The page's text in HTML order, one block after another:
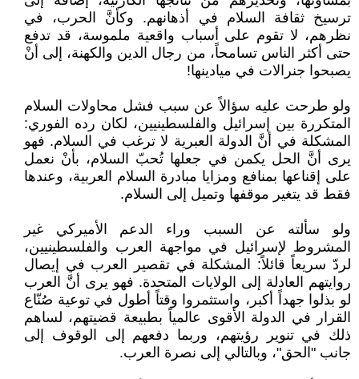
ترسيخ ثقافة السلام في أذهانهم. وكأنَّ الحرب، في
نظرهم، لا تقوم على أسباب واقعية ملموسة، قد تدفع
حتى أكثر الناس تسامحاً، من رجال الدين والكهنة، إلى أنْ
يصبحوا جنرالات في ميادينها!
ولو طرحت عليه سؤالاً عن سبب فشل محاولات السلام
المتكررة بين إسرائيل والفلسطينيين، لكان رده الفوري:
المشكلة في أنَّ الدولة العبرية لا ترغب في السلام. فهو
يرى أنَّ الحل يكمن في جعلها تُحبّ السلام، بأنْ نعمل
على إقناعها بمنافع ومزايا مبادرة السلام العربية، وعندها
فقط قد يتغير موقفها وتميل إلى السلام.
ولو سألته عن السبب وراء الدعم الأميركي غير
المشروط لإسرائيل في مواجهة العرب والفلسطينيين،
لردّ سريعاً قائلاً: المشكلة في تقصير العرب في إيصال
روايتهم العادلة إلى الولايات المتحدة. فهو يرى أنَّ العرب
لو بذلوا جهداً أكبر، واستثمروا وقتاً أطول في توعية صُنّاع
القرار في الدولة الأقوى عالمياً بطبيعة قضيتهم، لساهم
ذلك في تنوير رؤيتهم، وربما دفعهم إلى الوقوف إلى
جانب "الحق"، وبالتالي إلى نصرة العرب.